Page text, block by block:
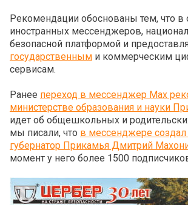
Рекомендации обоснованы тем, что в
иностранных мессенджеров,
безопасной платформой и
государственным и коммерческим
сервисам.
Ранее переход в мессенджер Max
министерстве образования и науки
идет об общешкольных и
мы писали, что в мессенджере создал
губернатор Прикамья Дмитрий
момент у него более 1500